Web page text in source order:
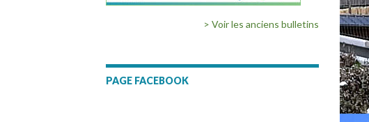
> Voir les anciens bulletins
PAGE FACEBOOK